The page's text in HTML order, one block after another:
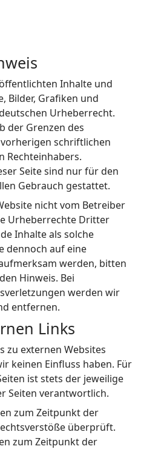
Inhalte und
Bilder, Grafiken und
Urheberrecht.
der Grenzen des
schriftlichen
Rechteinhabers.
Seite sind nur für den
Gebrauch gestattet.
nicht vom Betreiber
Urheberrechte Dritter
Inhalte als solche
dennoch auf eine
werden, bitten
Hinweis. Bei
werden wir
entfernen.
Links
zu externen Websites
keinen Einfluss haben. Für
ist stets der jeweilige
Seiten verantwortlich.
zum Zeitpunkt der
überprüft.
zum Zeitpunkt der